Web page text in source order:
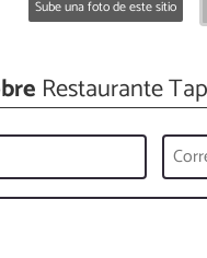
Sube una foto de este sitio
Restaurante